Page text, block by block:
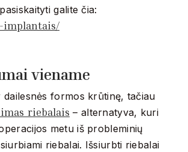
galite čia:
implantais/
viename
formos krūtinę, tačiau
riebalais – alternatyva, kuri
metu iš probleminių
riebalai. Išsiurbti riebalai